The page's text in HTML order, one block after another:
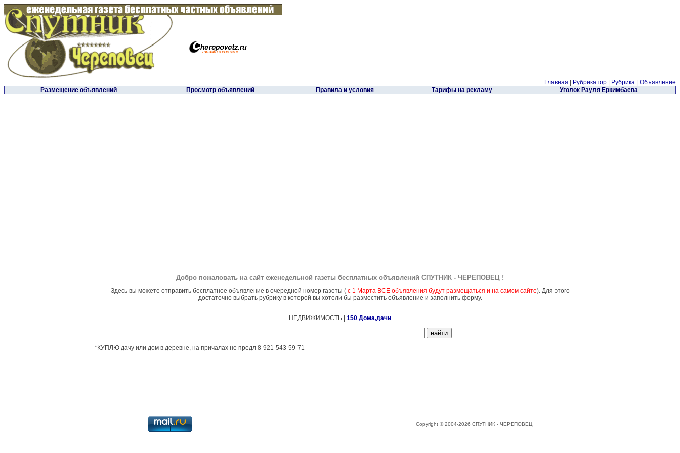
Главная Рубрикатор Рубрика
Объявление
Размещение объявлений
Просмотр объявлений Правила и условия Тарифы на рекламу Уголок Рауля Еркимбаева
Добро пожаловать на сайт еженедельной газеты бесплатных объявлений СПУТНИК - ЧЕРЕПОВЕЦ !
Здесь вы можете отправить бесплатное объявление в очередной номер газеты ( с 1 Марта ВСЕ объявления будут размещаться и на самом сайте). Для этого
достаточно выбрать рубрику в которой вы хотели бы разместить объявление и заполнить форму.
НЕДВИЖИМОСТЬ | 150 Дома,дачи
*КУПЛЮ дачу или дом в деревне, на причалах не предл 8-921-543-59-71
Copyright © 2004-2026 СПУТНИК - ЧЕРЕПОВЕЦ